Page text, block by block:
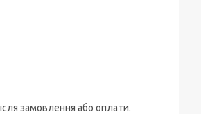
замовлення або оплати.